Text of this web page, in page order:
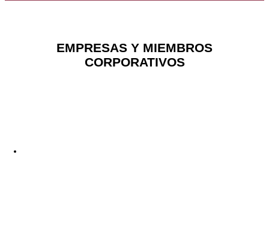
EMPRESAS Y MIEMBROS
CORPORATIVOS